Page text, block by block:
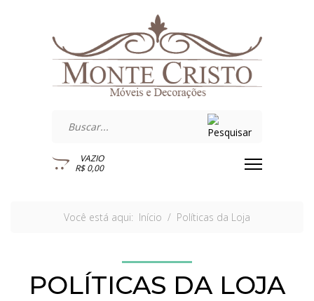
VAZIO
R$ 0,00
Você está aqui: Início Políticas da Loja
POLÍTICAS DA LOJA